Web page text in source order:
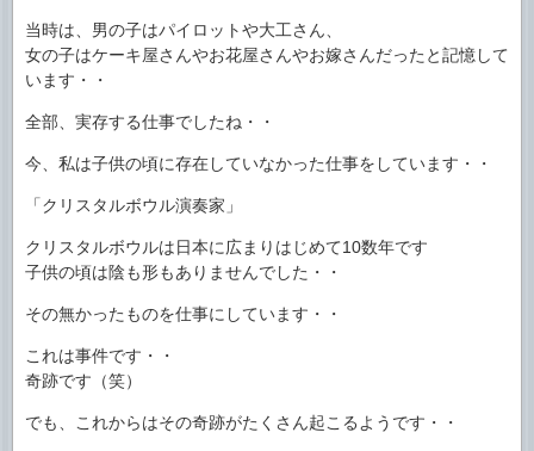
当時は、男の子はパイロットや大工さん、
女の子はケーキ屋さんやお花屋さんやお嫁さんだったと記憶して
います・・
全部、実存する仕事でしたね・・
今、私は子供の頃に存在していなかった仕事をしています・・
「クリスタルボウル演奏家」
クリスタルボウルは日本に広まりはじめて10数年です
子供の頃は陰も形もありませんでした・・
その無かったものを仕事にしています・・
これは事件です・・
奇跡です（笑）
でも、これからはその奇跡がたくさん起こるようです・・